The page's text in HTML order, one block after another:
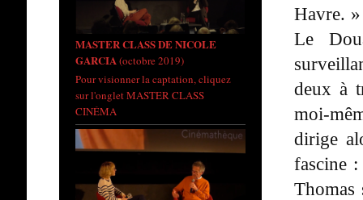
Havre.
Le
deux à
moi-
dirige
fascine
Thomas
MASTER CLASS DE NICOLE
GARCIA(octobre 2019)
Pour visionner la captation, cliquez
sur l'onglet MASTER CLASS
CINÉMA